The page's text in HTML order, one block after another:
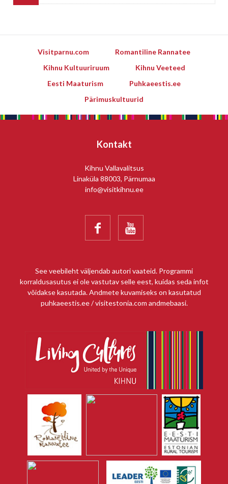
Visitparnu.com
Romantiline Rannatee
Kihnu Kultuuriruum
Kihnu Veeteed
Eesti Maaturism
Puhkaeestis.ee
Pärimuskultuurid
Kontakt
Kihnu Vallavalitsus
Linaküla 88003, Pärnumaa
info@visitkihnu.ee
 
See veebileht väljendab autori vaateid. Programmi
korraldusasutus ei ole vastutav selle eest, kuidas seda infot
võidakse kasutada. Andmete kuvamiseks on kasutatud
puhkaeestis.ee / visitestonia.com andmebaasi.